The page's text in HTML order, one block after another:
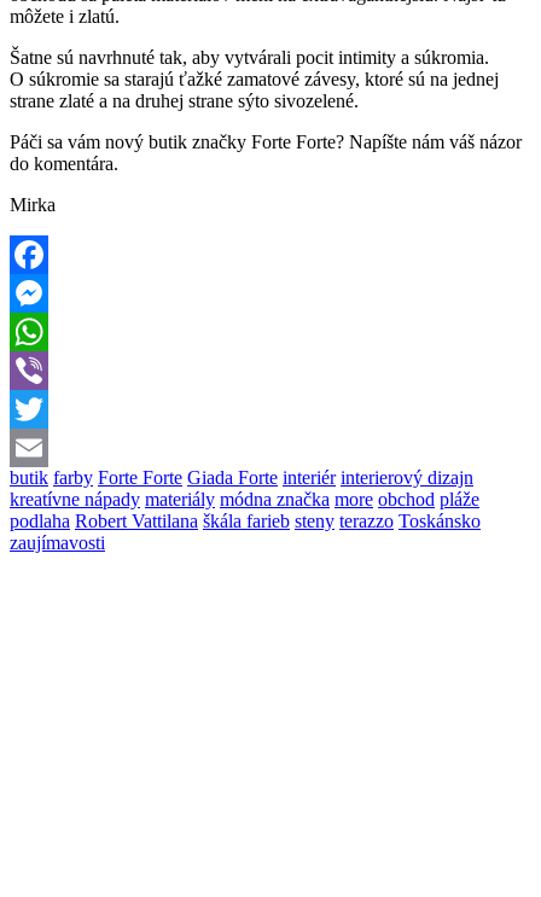
môžete i zlatú.
Šatne sú navrhnuté tak, aby vytvárali pocit intimity a súkromia.
O súkromie sa starajú ťažké zamatové závesy, ktoré sú na jednej
strane zlaté a na druhej strane sýto sivozelené.
Páči sa vám nový butik značky Forte Forte? Napíšte nám váš názor
do komentára.
Mirka
Facebook
Messenger
WhatsApp
Viber
Twitter
Email
butik farby Forte Forte Giada Forte interiér interierový dizajn
kreatívne nápady materiály módna značka more obchod pláže
podlaha Robert Vattilana škála farieb steny terazzo Toskánsko
zaujímavosti